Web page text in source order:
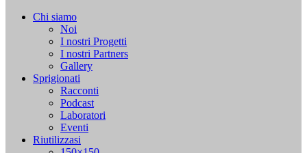
Chi siamo
Noi
I nostri Progetti
I nostri Partners
Gallery
Sprigionati
Racconti
Podcast
Laboratori
Eventi
Riutilizzasi